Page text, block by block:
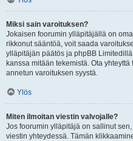
Miksi sain varoituksen?
Jokaisen foorumin ylläpitäjällä on
rikkonut sääntöä, voit saada
ylläpitäjän päätös ja phpBB
kanssa mitään tekemistä. Ota
annetun varoituksen syystä.
Ylös
Miten ilmoitan viestin valvojalle?
Jos foorumin ylläpitäjä on sallinut
viestin yhteydessä. Tämän